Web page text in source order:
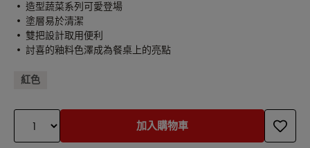
• 造型蔬菜系列可愛登場
• 塗層易於清潔
• 雙把設計取用便利
• 討喜的釉料色澤成為餐桌上的亮點
紅色
加入購物車